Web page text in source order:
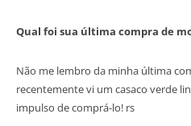
Qual foi sua última compra de
Não me lembro da minha última
recentemente vi um casaco verde
impulso de comprá-lo! rs